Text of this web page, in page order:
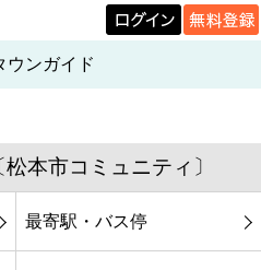
ウンガイド
本市コミュニティ〕
最寄駅・バス停